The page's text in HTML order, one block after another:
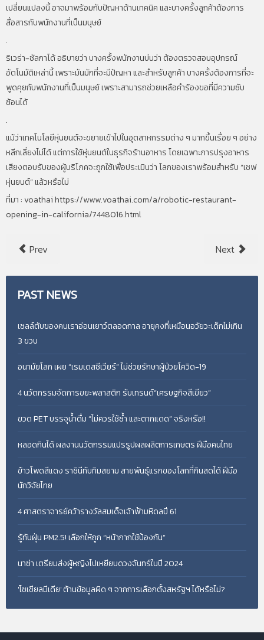
เปลี่ยนแปลงนี้ อาจมาพร้อมกับปัญหาด้านเทคนิค และบางครั้งลูกค้าต้องการ
สื่อสารกับพนักงานที่เป็นมนุษย์
.
ริเวร่า-ซัลกาโด้ อธิบายว่า บางครั้งพนักงานบ่นว่า ต้องตรวจสอบอุปกรณ์
อัตโนมัติเหล่านี้ เพราะมันมักที่จะมีปัญหา และสำหรับลูกค้า บางครั้งต้องการที่จะ
พูดคุยกับพนักงานที่เป็นมนุษย์ เพราะสามารถช่วยเหลือคำร้องขอที่มีความซับ
ซ้อนได้
.
แม้ว่าเทคโนโลยีหุ่นยนต์จะขยายเข้าไปในอุตสาหกรรมต่าง ๆ มากขึ้นเรื่อย ๆ อย่าง
หลีกเลี่ยงไม่ได้ แต่การใช้หุ่นยนต์ในธุรกิจร้านอาหาร โดยเฉพาะการปรุงอาหาร
เสียงตอบรับของผู้บริโภคจะถูกใช้เพื่อประเมินว่า โลกของเราพร้อมสำหรับ “เชฟ
หุ่นยนต์” แล้วหรือไม่
ที่มา : voathai https://www.voathai.com/a/robotic-restaurant-
opening-in-california/7448016.html
Prev Next
PAST NEWS
เซลล์ตับของคนเราอ่อนเยาว์ตลอดกาล อายุคงที่เหมือนอวัยวะเด็กไม่เกิน
3 ขวบ
อนามัยโลก เผย “เรมเดสซีเวียร์” ไม่ช่วยรักษาผู้ป่วยโควิด-19
4 นวัตกรรมจัดการขยะพลาสติก รับเทรนด์“เศรษฐกิจสีเขียว”
ขวด PET บรรจุน้ำดื่ม “ไม่ควรใช้ซ้ำ และตากแดด” จริงหรือ!!
หลอดกินได้ ผลงานนวัตกรรมแปรรูปผลผลิตการเกษตร ฝีมือคนไทย
ข้าวโพดสีแดง ราชินีทับทิมสยาม สายพันธุ์แรกของโลกที่กินสดได้ ฝีมือ
นักวิจัยไทย
4 ศาสตราจารย์คว้ารางวัลสมเด็จเจ้าฟ้ามหิดลปี 61
รู้ทันฝุ่น PM2.5! เลือกให้ถูก “หน้ากากใช้ป้องกัน”
นาซ่า เตรียมส่งผู้หญิงไปเหยียบดวงจันทร์ในปี 2024
'โซเชียลมีเดีย' ต้านข้อมูลผิด ๆ จากการเลือกตั้งสหรัฐฯ ได้หรือไม่?